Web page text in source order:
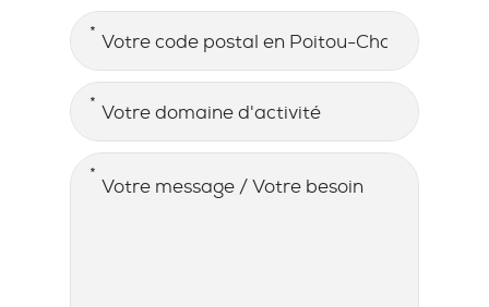
ADRESSE
Code postal en Poitou-Charentes
DOMAINE D'ACTIVITÉ
MESSAGE / BESOIN